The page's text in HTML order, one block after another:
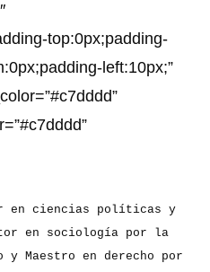
top:0px;padding-
left:10px;”
en ciencias políticas y
en sociología por la
y Maestro en derecho por